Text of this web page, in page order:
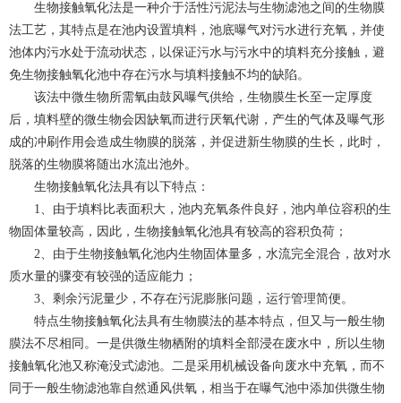
生物接触氧化法是一种介于活性污泥法与生物滤池之间的生物膜
法工艺，其特点是在池内设置填料，池底曝气对污水进行充氧，并使
池体内污水处于流动状态，以保证污水与污水中的填料充分接触，避
免生物接触氧化池中存在污水与填料接触不均的缺陷。
该法中微生物所需氧由鼓风曝气供给，生物膜生长至一定厚度
后，填料壁的微生物会因缺氧而进行厌氧代谢，产生的气体及曝气形
成的冲刷作用会造成生物膜的脱落，并促进新生物膜的生长，此时，
脱落的生物膜将随出水流出池外。
生物接触氧化法具有以下特点：
1、由于填料比表面积大，池内充氧条件良好，池内单位容积的生
物固体量较高，因此，生物接触氧化池具有较高的容积负荷；
2、由于生物接触氧化池内生物固体量多，水流完全混合，故对水
质水量的骤变有较强的适应能力；
3、剩余污泥量少，不存在污泥膨胀问题，运行管理简便。
特点生物接触氧化法具有生物膜法的基本特点，但又与一般生物
膜法不尽相同。一是供微生物栖附的填料全部浸在废水中，所以生物
接触氧化池又称淹没式滤池。二是采用机械设备向废水中充氧，而不
同于一般生物滤池靠自然通风供氧，相当于在曝气池中添加供微生物